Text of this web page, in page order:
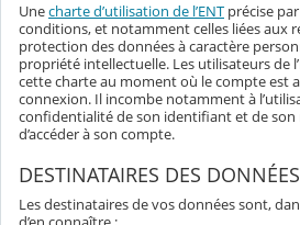
Unecharte d’utilisation de l’ENT précise
conditions, et notamment celles liées aux
protection des données à caractère
propriété intellectuelle. Les utilisateurs de
cette charte au moment où le compte est
connexion. Il incombe notamment à
confidentialité de son identifiant et de
d’accéder à son compte.
DESTINATAIRES DES DONNÉES
Les destinataires de vos données sont,